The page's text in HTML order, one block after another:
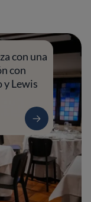
con una
con
y Lewis